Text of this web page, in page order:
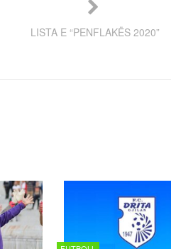
LISTA E “PENFLAKËS 2020”